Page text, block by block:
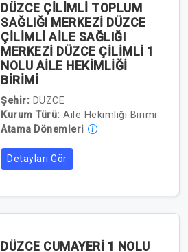
DÜZCE ÇİLİMLİ TOPLUM
SAĞLIĞI MERKEZİ DÜZCE
ÇİLİMLİ AİLE SAĞLIĞI
MERKEZİ DÜZCE ÇİLİMLİ 1
NOLU AİLE HEKİMLİĞİ
BİRİMİ
Şehir: DÜZCE
Kurum Türü: Aile Hekimliği Birimi
Atama Dönemleri
Detayları Gör
DÜZCE CUMAYERİ 1 NOLU